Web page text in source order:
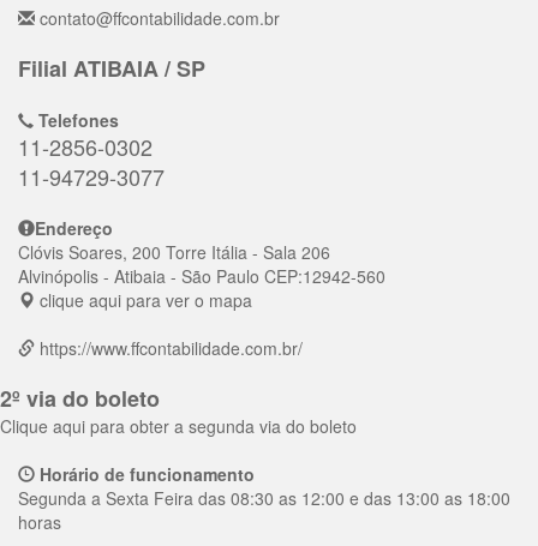
contato@ffcontabilidade.com.br
Filial ATIBAIA / SP
Telefones
11-2856-0302
11-94729-3077
Endereço
Clóvis Soares, 200 Torre Itália - Sala 206
Alvinópolis - Atibaia - São Paulo CEP:12942-560
clique aqui para ver o mapa
https://www.ffcontabilidade.com.br/
2º via do boleto
Clique aqui para obter a segunda via do boleto
Horário de funcionamento
Segunda a Sexta Feira das 08:30 as 12:00 e das 13:00 as 18:00
horas